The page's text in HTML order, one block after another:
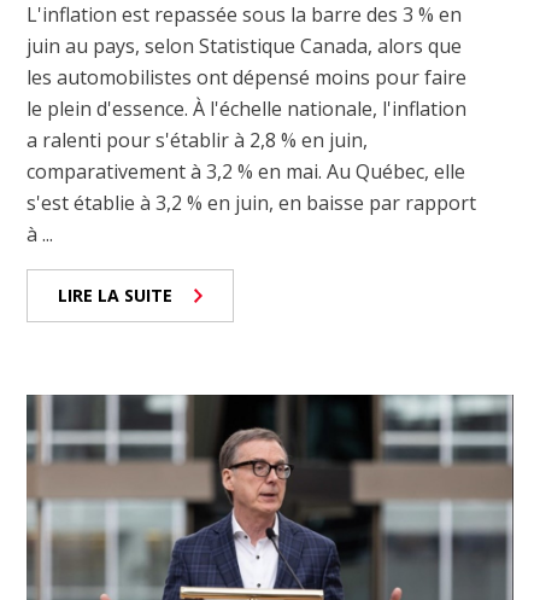
L'inflation est repassée sous la barre des 3 % en
juin au pays, selon Statistique Canada, alors que
les automobilistes ont dépensé moins pour faire
le plein d'essence. À l'échelle nationale, l'inflation
a ralenti pour s'établir à 2,8 % en juin,
comparativement à 3,2 % en mai. Au Québec, elle
s'est établie à 3,2 % en juin, en baisse par rapport
à ...
LIRE LA SUITE